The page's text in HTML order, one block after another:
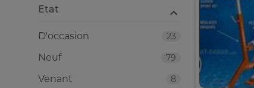
Etat
23
D'occasion
79
Neuf
8
Venant